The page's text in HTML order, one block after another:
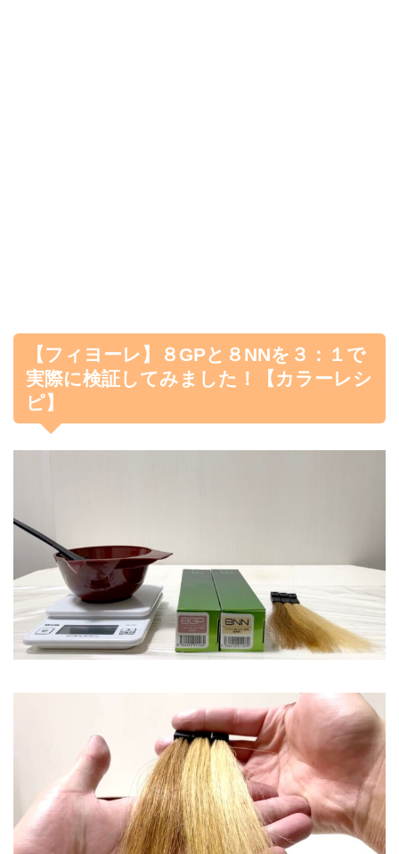
【フィヨーレ】８GPと８NNを３：１で
実際に検証してみました！【カラーレシ
ピ】